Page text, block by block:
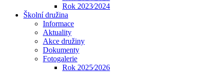
Rok 2023⁄2024
Školní družina
Informace
Aktuality
Akce družiny
Dokumenty
Fotogalerie
Rok 2025⁄2026